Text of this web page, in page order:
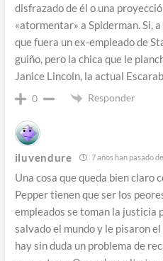
disfrazado de él o una
«atormentar» a Spiderman. Si,
que fuera un ex-empleado de
guiño, pero la chica que le
Janice Lincoln, la actual
0 Responder
iluvendure 7 años han pasado
Una cosa que queda bien claro
Pepper tienen que ser los
empleados se toman la justicia
salvado el mundo y le pisaron
hay sin duda un problema de